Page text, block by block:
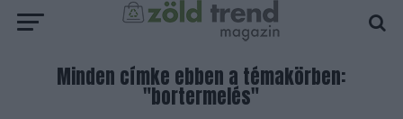
Minden címke ebben a témakörben:
"bortermelés"